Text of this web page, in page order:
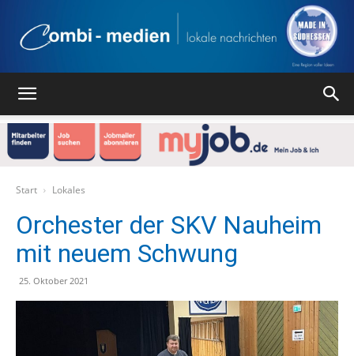
Verlag
Start Lokales
Orchester der SKV Nauheim
mit neuem Schwung
25. Oktober 2021